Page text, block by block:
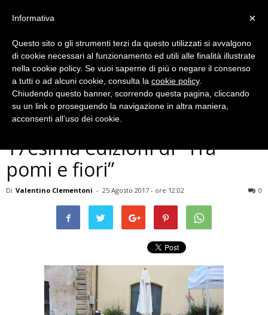
Musica e Spettacoli
Calvi dell’Umbria, al via la
17esima edizioni di “Tra
pomi e fiori”
Di Valentino Clementoni - 25 Agosto 2017 - ore 12:02 0
×
Informativa
Questo sito o gli strumenti terzi da questo utilizzati si avvalgono
di cookie necessari al funzionamento ed utili alle finalità illustrate
nella cookie policy. Se vuoi saperne di più o negare il consenso
a tutti o ad alcuni cookie, consulta la cookie policy.
Chiudendo questo banner, scorrendo questa pagina, cliccando
su un link o proseguendo la navigazione in altra maniera,
acconsenti all’uso dei cookie.